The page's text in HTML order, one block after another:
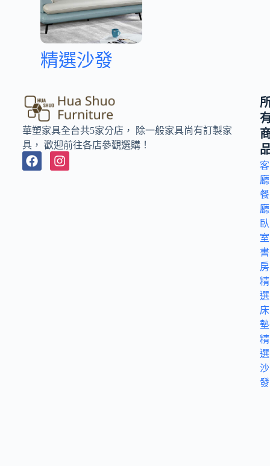
精選沙發
華塑家具全台共5家分店， 除一般家具尚有訂製家
具， 歡迎前往各店參觀選購！
客
廳
餐
廳
臥
室
書
房
精
選
床
墊
精
選
沙
發